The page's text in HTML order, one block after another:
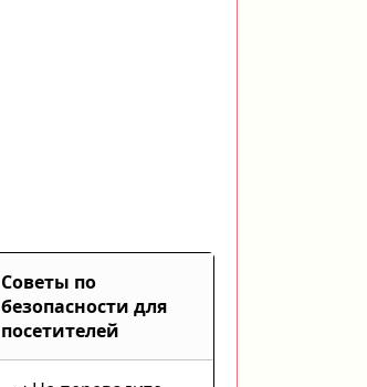
Советы по
безопасности для
посетителей